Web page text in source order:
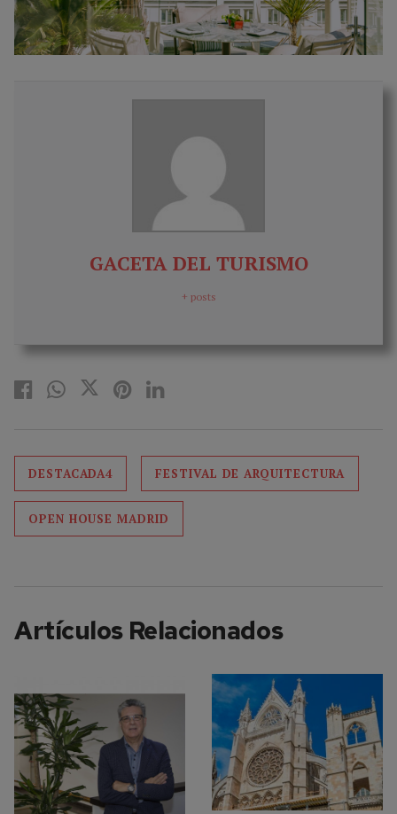
GACETA DEL TURISMO
+ posts
DESTACADA4 FESTIVAL DE ARQUITECTURA
OPEN HOUSE MADRID
Artículos Relacionados